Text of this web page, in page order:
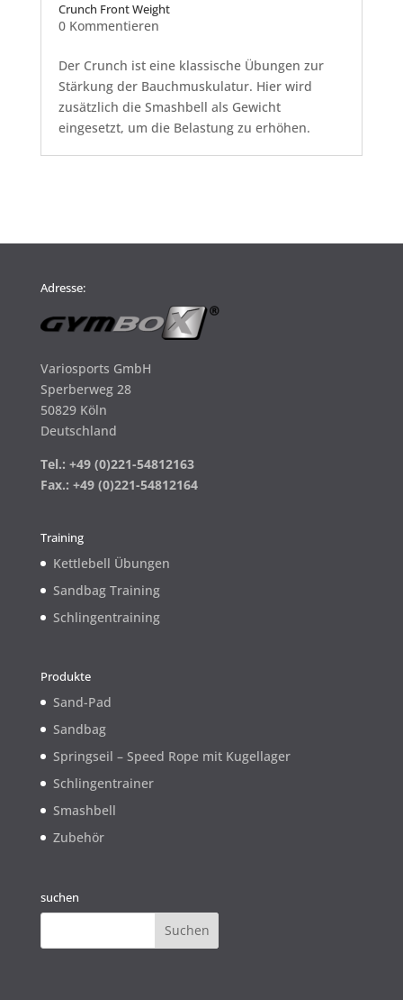
Crunch Front Weight
0 Kommentieren
Der Crunch ist eine klassische Übungen zur
Stärkung der Bauchmuskulatur. Hier wird
zusätzlich die Smashbell als Gewicht
eingesetzt, um die Belastung zu erhöhen.
Adresse:
Variosports GmbH
Sperberweg 28
50829 Köln
Deutschland
Tel.: +49 (0)221-54812163
Fax.: +49 (0)221-54812164
Training
Kettlebell Übungen
Sandbag Training
Schlingentraining
Produkte
Sand-Pad
Sandbag
Springseil – Speed Rope mit Kugellager
Schlingentrainer
Smashbell
Zubehör
suchen